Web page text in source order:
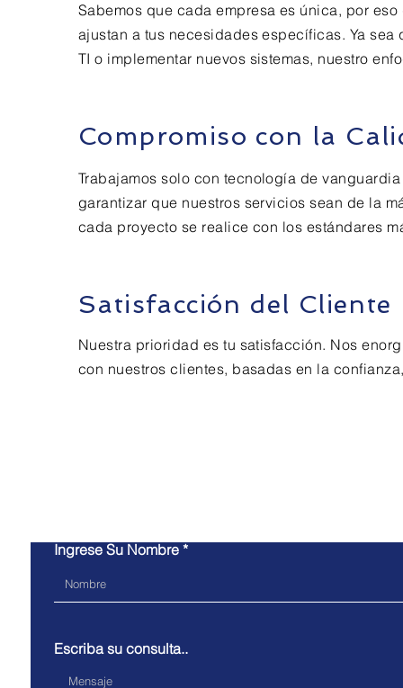
Sabemos que cada empresa es única, por
ajustan a tus necesidades específicas. Ya
TI o implementar nuevos sistemas, nuestro
Compromiso con la
Trabajamos solo con tecnología de
garantizar que nuestros servicios sean de la
cada proyecto se realice con los estándares
Satisfacción del Cliente
Nuestra prioridad es tu satisfacción. Nos
con nuestros clientes, basadas en la
Ingrese Su Nombre
Escriba su consulta..